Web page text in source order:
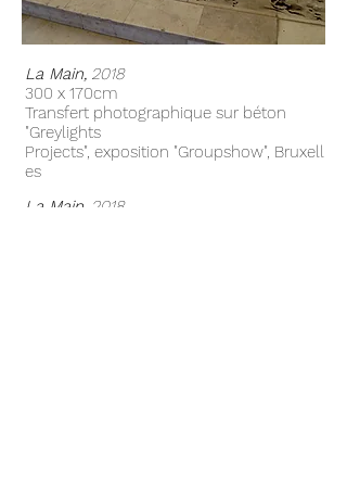
La Main, 2018
300 x 170cm
Transfert photographique sur béton
"Greylights
Projects", exposition "Groupshow", Bruxell
es
La Main, 2018